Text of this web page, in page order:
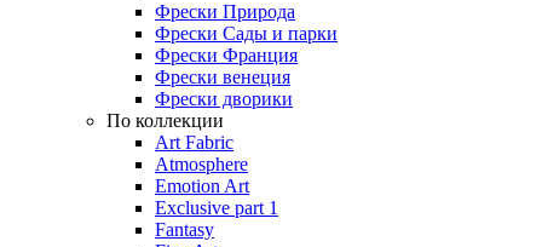
Фрески Природа
Фрески Сады и парки
Фрески Франция
Фрески венеция
Фрески дворики
По коллекции
Art Fabric
Atmosphere
Emotion Art
Exclusive part 1
Fantasy